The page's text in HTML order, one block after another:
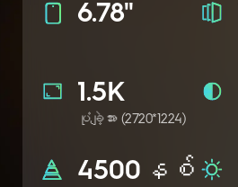
6.78"
1.5K
ပုံချဲ့အား (2720*1224)
4500နစ်